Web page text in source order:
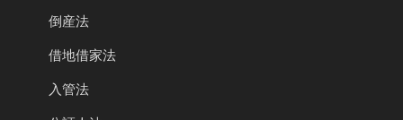
倒産法
借地借家法
入管法